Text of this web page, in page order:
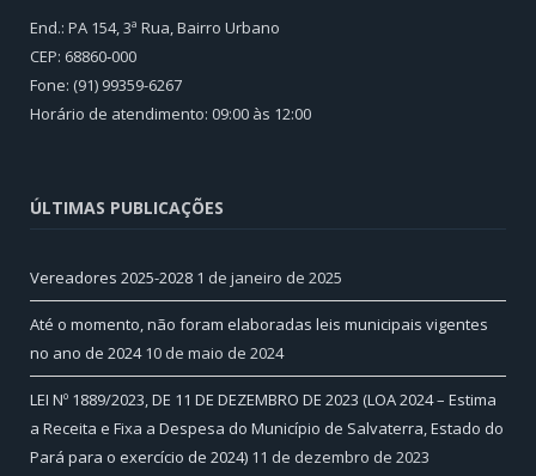
End.: PA 154, 3ª Rua, Bairro Urbano
CEP: 68860‑000
Fone: (91) 99359-6267
Horário de atendimento: 09:00 às 12:00
ÚLTIMAS PUBLICAÇÕES
Vereadores 2025-2028 1 de janeiro de 2025
Até o momento, não foram elaboradas leis municipais vigentes
no ano de 2024 10 de maio de 2024
LEI Nº 1889/2023, DE 11 DE DEZEMBRO DE 2023 (LOA 2024 – Estima
a Receita e Fixa a Despesa do Município de Salvaterra, Estado do
Pará para o exercício de 2024) 11 de dezembro de 2023